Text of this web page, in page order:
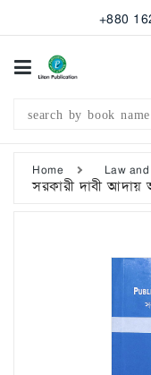
+880
Categories
Publication
Home Law
সরকারী দাবী